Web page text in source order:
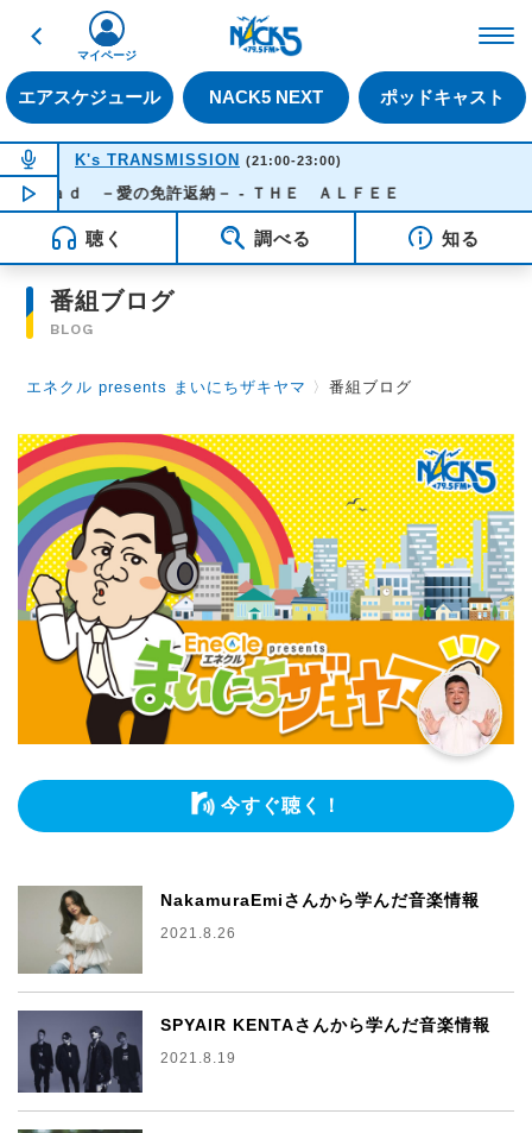
戻る
エアスケジュール NACK5 NEXT ポッドキャスト
マイページ
NOW ON AIR
K's TRANSMISSION (21:00-23:00)
NOW PLAYING21:30
ｏａｄ －愛の免許返納－ - ＴＨＥ ＡＬＦＥＥ
聴く 調べる 知る
番組ブログ
BLOG
エネクル presents まいにちザキヤマ 〉番組ブログ
今すぐ聴く！
NakamuraEmiさんから学んだ音楽情報
2021.8.26
SPYAIR KENTAさんから学んだ音楽情報
2021.8.19